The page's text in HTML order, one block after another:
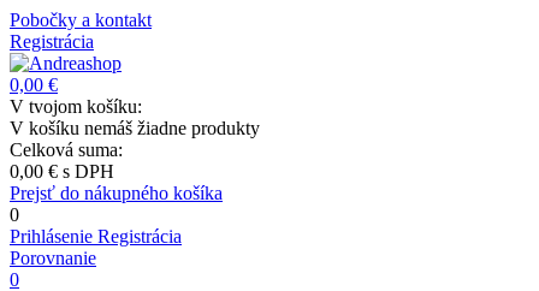
Pobočky a kontakt
Registrácia
0,00 €
V tvojom košíku:
V košíku nemáš žiadne produkty
Celková suma:
0,00 € s DPH
Prejsť do nákupného košíka
0
Prihlásenie Registrácia
Porovnanie
0